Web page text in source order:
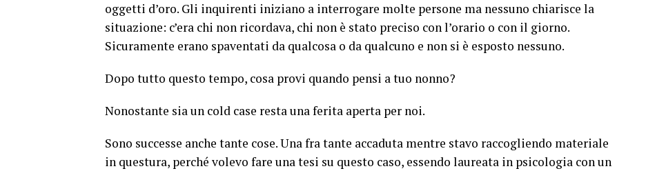
oggetti d’oro. Gli inquirenti iniziano a interrogare molte persone ma nessuno chiarisce la
situazione: c’era chi non ricordava, chi non è stato preciso con l’orario o con il giorno.
Sicuramente erano spaventati da qualcosa o da qualcuno e non si è esposto nessuno.
Dopo tutto questo tempo, cosa provi quando pensi a tuo nonno?
Nonostante sia un cold case resta una ferita aperta per noi.
Sono successe anche tante cose. Una fra tante accaduta mentre stavo raccogliendo materiale
in questura, perché volevo fare una tesi su questo caso, essendo laureata in psicologia con un